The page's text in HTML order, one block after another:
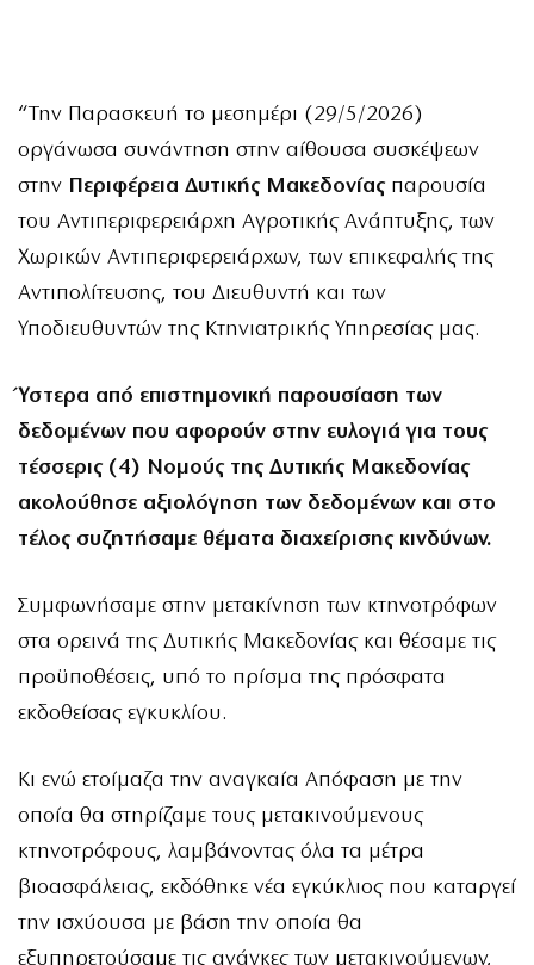
“Την Παρασκευή το μεσημέρι (29/5/2026)
οργάνωσα συνάντηση στην αίθουσα συσκέψεων
στην Περιφέρεια Δυτικής Μακεδονίας παρουσία
του Αντιπεριφερειάρχη Αγροτικής Ανάπτυξης, των
Χωρικών Αντιπεριφερειάρχων, των επικεφαλής της
Αντιπολίτευσης, του Διευθυντή και των
Υποδιευθυντών της Κτηνιατρικής Υπηρεσίας μας.
Ύστερα από επιστημονική παρουσίαση των
δεδομένων που αφορούν στην ευλογιά για τους
τέσσερις (4) Νομούς της Δυτικής Μακεδονίας
ακολούθησε αξιολόγηση των δεδομένων και στο
τέλος συζητήσαμε θέματα διαχείρισης κινδύνων.
Συμφωνήσαμε στην μετακίνηση των κτηνοτρόφων
στα ορεινά της Δυτικής Μακεδονίας και θέσαμε τις
προϋποθέσεις, υπό το πρίσμα της πρόσφατα
εκδοθείσας εγκυκλίου.
Κι ενώ ετοίμαζα την αναγκαία Απόφαση με την
οποία θα στηρίζαμε τους μετακινούμενους
κτηνοτρόφους, λαμβάνοντας όλα τα μέτρα
βιοασφάλειας, εκδόθηκε νέα εγκύκλιος που καταργεί
την ισχύουσα με βάση την οποία θα
εξυπηρετούσαμε τις ανάγκες των μετακινούμενων,